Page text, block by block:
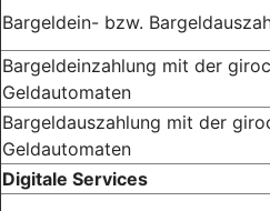
Bargeldein- bzw.
Bargeldeinzahlung mit der
Geldautomaten
Bargeldauszahlung mit der
Geldautomaten
Digitale Services